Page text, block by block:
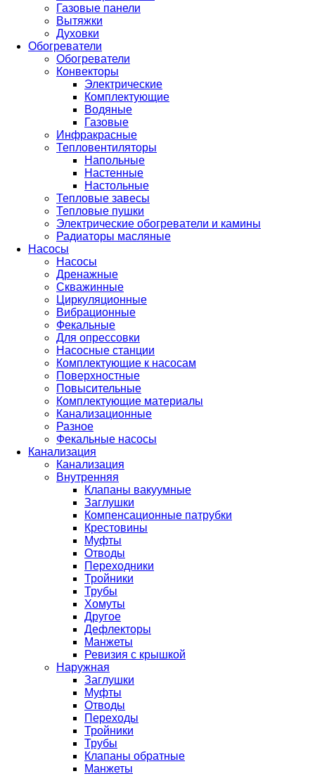
Газовые панели
Вытяжки
Духовки
Обогреватели
Обогреватели
Конвекторы
Электрические
Комплектующие
Водяные
Газовые
Инфракрасные
Тепловентиляторы
Напольные
Настенные
Настольные
Тепловые завесы
Тепловые пушки
Электрические обогреватели и камины
Радиаторы масляные
Насосы
Насосы
Дренажные
Скважинные
Циркуляционные
Вибрационные
Фекальные
Для опрессовки
Насосные станции
Комплектующие к насосам
Поверхностные
Повысительные
Комплектующие материалы
Канализационные
Разное
Фекальные насосы
Канализация
Канализация
Внутренняя
Клапаны вакуумные
Заглушки
Компенсационные патрубки
Крестовины
Муфты
Отводы
Переходники
Тройники
Трубы
Хомуты
Другое
Дефлекторы
Манжеты
Ревизия с крышкой
Наружная
Заглушки
Муфты
Отводы
Переходы
Тройники
Трубы
Клапаны обратные
Манжеты